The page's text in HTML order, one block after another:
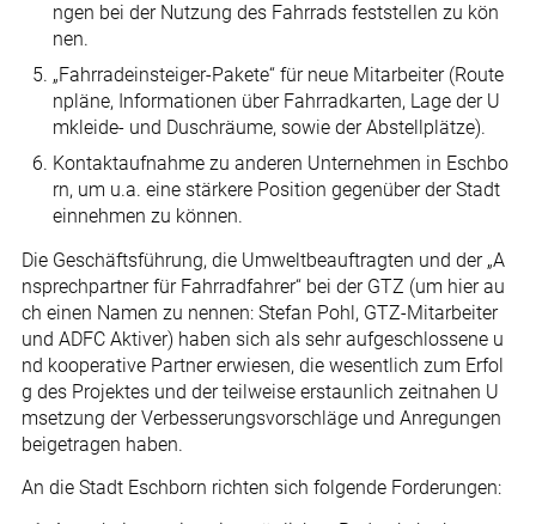
ngen bei der Nutzung des Fahrrads feststellen zu kön
nen.
„Fahrradeinsteiger-Pakete“ für neue Mitarbeiter (Route
npläne, Informationen über Fahrradkarten, Lage der U
mkleide- und Duschräume, sowie der Abstellplätze).
Kontaktaufnahme zu anderen Unternehmen in Eschbo
rn, um u.a. eine stärkere Position gegenüber der Stadt
einnehmen zu können.
Die Geschäftsführung, die Umweltbeauftragten und der „A
nsprechpartner für Fahrradfahrer“ bei der GTZ (um hier au
ch einen Namen zu nennen: Stefan Pohl, GTZ-Mitarbeiter
und ADFC Aktiver) haben sich als sehr aufgeschlossene u
nd kooperative Partner erwiesen, die wesentlich zum Erfol
g des Projektes und der teilweise erstaunlich zeitnahen U
msetzung der Verbesserungsvorschläge und Anregungen
beigetragen haben.
An die Stadt Eschborn richten sich folgende Forderungen: